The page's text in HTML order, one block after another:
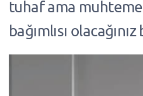
tuhaf ama
bağımlısı